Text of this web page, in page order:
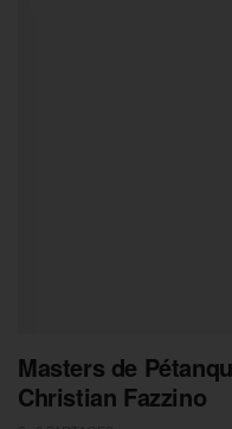
Masters de
Christian Fazzino